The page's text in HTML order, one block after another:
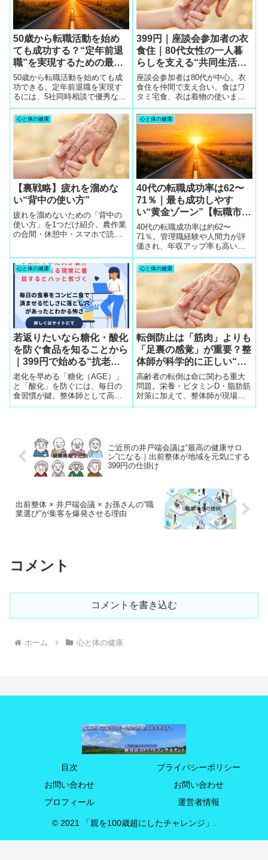
50歳から転職活動を始め
ても成功する？“定年前退
職”を実現するための最強
戦略【5社同時相談 × 優秀
担当者】
50歳から転職活動を始めても成
功できる。定年前退職を実現す
るには、5社同時相談で優秀なキ
ャリアコンサルタントを確保
し、年収維持・働き方改善・未
公開求人を狙う戦略が必須。数
字で成功率を解説。
399円｜座談会参加者の衣
食住｜80代女性の一人暮
らしを支える“共同生活モ
デル”が自然発生した理由
座談会参加者は80代が中心。衣
食住を仲間で支え合い、食はワ
タミ宅食、衣は着物の使いまわ
し、住は地主の牢名主が手配す
る共同住宅で生活が安定してい
ます。自然発生した仕組みを紹
介します。
心と体の健康
【裏戦略】疲れを溜めな
い“背中の使い方”
疲れを溜めないための「背中の
使い方」を1つだけ紹介。農作業
の合間・休憩中・スマホで読め
心と体の健康
40代の転職成功率は62〜
71％｜最も成功しやす
い“黄金ゾーン”【転職市場
データ】
40代の転職成功率は約62〜
71％。管理職経験や人間力が評
価され、年収アップ率も高い。
未来を守るために「5社同時相
談」が合理的な理由を解説。
心と体の健康
若返りたいなら糖化・酸化
を防ぐ食品を知ることから
｜399円で始める“抗老化
の食習慣”
老化を早める「糖化（AGE）」
と「酸化」を防ぐには、毎日の
食習慣が鍵。整体師として高齢
者の食生活を見てきた経験か
方法も紹介。
心と体の健康
転倒防止は「筋肉」よりも
「足裏の感覚」が重要？整
体師が科学的に正しい“転
ばない身体の作り方”を交
通整理します
高齢者の転倒は命に関わる重大
問題。栄養・ビタミンD・脂肪筋
対策に加えて、整体師が現場で
見つけた「転ばない身体」を作
ご近所の井戸端会議は“最高の健康サロ
ン”になる｜出前整体が地域を元気にする
399円の仕掛け
出前整体 × 井戸端会議 × お孫さんの“職
業選び”が集客を爆発させる理由
コメント
コメントを書き込む
ホーム 心と体の健康
目次
プライバシーポリシー
お問い合わせ
お問い合わせ
プロフィール
運営者情報
© 2021 「親を100歳超にしたチャレンジ」.